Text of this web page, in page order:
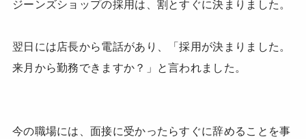
ジーンズショップの採用は、割とすぐに決まりました。
翌日には店長から電話があり、「採用が決まりました。
来月から勤務できますか？」と言われました。
今の職場には、面接に受かったらすぐに辞めることを事